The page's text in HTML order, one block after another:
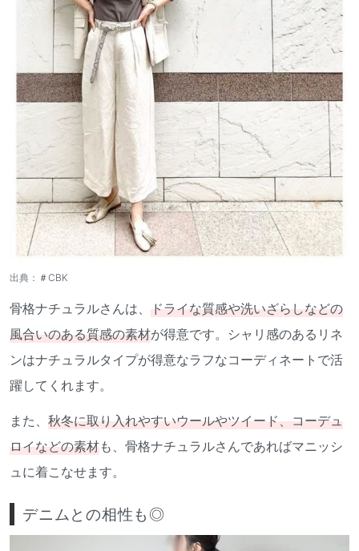
出典： ＃CBK
骨格ナチュラルさんは、
ドライな質感や洗いざらしなどの
風合いのある質感の素材が得意です。シャリ感のあるリネ
ンはナチュラルタイプが得意なラフなコーディネートで活
躍してくれます。
また、 秋冬に取り入れやすいウールやツイード、コーデュ
ロイなどの素材も、骨格ナチュラルさんであればマニッシ
ュに着こなせます。
デニムとの相性も◎